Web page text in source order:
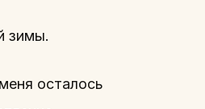
зимы.
осталось